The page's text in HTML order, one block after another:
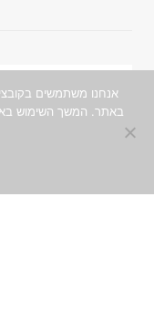
הצטרפו
תוכן
באתר. המשך השימוש